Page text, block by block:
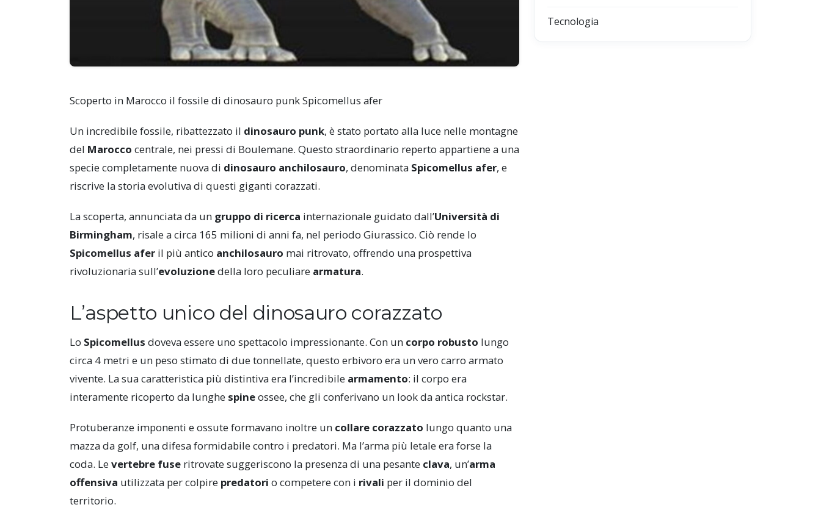
Scoperto in Marocco il fossile di dinosauro punk Spicomellus afer
Un incredibile fossile, ribattezzato il dinosauro punk, è stato portato alla luce nelle montagne
del Marocco centrale, nei pressi di Boulemane. Questo straordinario reperto appartiene a una
specie completamente nuova di dinosauro anchilosauro, denominata Spicomellus afer, e
riscrive la storia evolutiva di questi giganti corazzati.
La scoperta, annunciata da un gruppo di ricerca internazionale guidato dall’Università di
Birmingham, risale a circa 165 milioni di anni fa, nel periodo Giurassico. Ciò rende lo
Spicomellus afer il più antico anchilosauro mai ritrovato, offrendo una prospettiva
rivoluzionaria sull’evoluzionedella loro peculiare armatura.
L’aspetto unico del dinosauro corazzato
Lo Spicomellus doveva essere uno spettacolo impressionante. Con un corpo robusto lungo
circa 4 metri e un peso stimato di due tonnellate, questo erbivoro era un vero carro armato
vivente. La sua caratteristica più distintiva era l’incredibile armamento: il corpo era
interamente ricoperto da lunghe spineossee, che gli conferivano un look da antica rockstar.
Protuberanze imponenti e ossute formavano inoltre un collare corazzato lungo quanto una
mazza da golf, una difesa formidabile contro i predatori. Ma l’arma più letale era forse la
coda. Levertebre fuse ritrovate suggeriscono la presenza di una pesante clava, un’arma
offensiva utilizzata per colpire predatori o competere con i rivali per il dominio del
territorio.
Tecnologia